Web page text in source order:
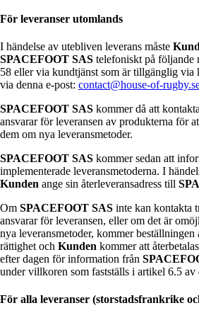
För leveranser utomlands
I händelse av utebliven leverans måste
SPACEFOOT SAS telefoniskt på följande
58 eller via kundtjänst som är tillgänglig via
via denna e-post: contact@house-of-
SPACEFOOT SAS kommer då att
ansvarar för leveransen av produkterna för
dem om nya leveransmetoder.
SPACEFOOT SAS kommer sedan att
implementerade leveransmetoderna. I
Kunden ange sin återleveransadress till
Om SPACEFOOT SAS inte kan kontakta
ansvarar för leveransen, eller om det är
nya leveransmetoder, kommer beställningen
rättighet och Kunden kommer att
efter dagen för information från
under villkoren som fastställs i artikel 6.5 av
För alla leveranser (storstadsfrankrike